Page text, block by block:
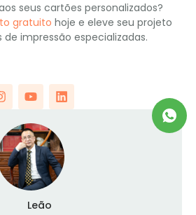
seus cartões personalizados?
gratuito hoje e eleve seu projeto
impressão especializadas.
Leão